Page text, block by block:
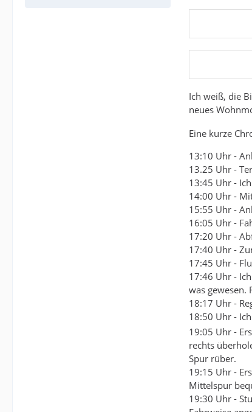
Ich weiß, die
neues
Eine kurze
13:10 Uhr -
13.25 Uhr -
13:45 Uhr -
14:00 Uhr -
15:55 Uhr -
16:05 Uhr -
17:20 Uhr -
17:40 Uhr -
17:45 Uhr -
17:46 Uhr -
was gewesen.
18:17 Uhr -
18:50 Uhr -
19:05 Uhr -
rechts
Spur rüber.
19:15 Uhr -
Mittelspur
19:30 Uhr -